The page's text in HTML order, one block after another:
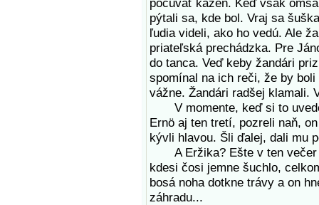
počúvať kázeň. Keď však
pýtali sa, kde bol. Vraj sa
ľudia videli, ako ho vedú. Ale
priateľská prechádzka. Pre
do tanca. Veď keby žandári
spomínal na ich reči, že by
vážne. Žandári radšej klamali.
V momente, keď si to
Ernö aj ten tretí, pozreli naň,
kývli hlavou. Šli ďalej, dali mu
A Eržika? Ešte v ten večer
kdesi čosi jemne šuchlo,
bosá noha dotkne trávy a on
záhradu...